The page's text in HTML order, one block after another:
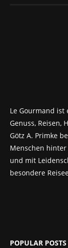
Le Gourmand
Genuss, Reisen,
Götz A. Primke
Menschen
und mit
besondere
POPULAR POSTS